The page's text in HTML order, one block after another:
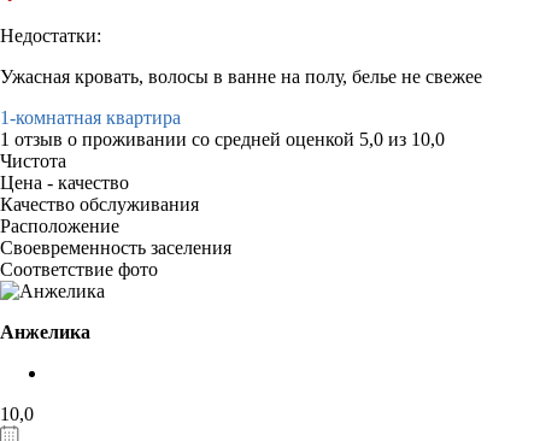
Недостатки:
Ужасная кровать, волосы в ванне на полу, белье не свежее
1-комнатная квартира
1 отзыв о проживании со средней оценкой 5,0 из 10,0
Чистота
Цена - качество
Качество обслуживания
Расположение
Своевременность заселения
Соответствие фото
Анжелика
10,0